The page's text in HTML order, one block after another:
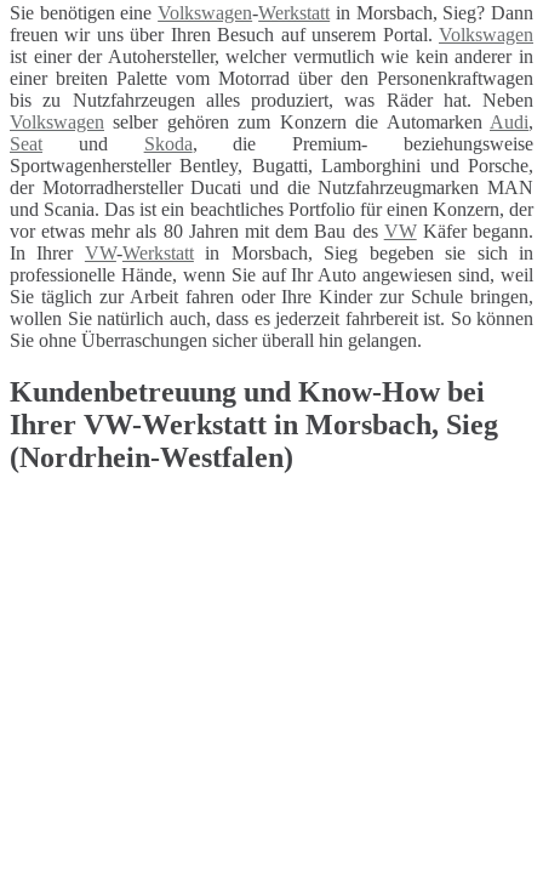
Sie benötigen eineVolkswagen-Werkstatt in Morsbach, Sieg? Dann
freuen wir uns über Ihren Besuch auf unserem Portal. Volkswagen
ist einer der Autohersteller, welcher vermutlich wie kein anderer in
einer breiten Palette vom Motorrad über den Personenkraftwagen
bis zu Nutzfahrzeugen alles produziert, was Räder hat. Neben
Volkswagen selber gehören zum Konzern die Automarken Audi,
Seat und Skoda, die Premium- beziehungsweise
Sportwagenhersteller Bentley, Bugatti, Lamborghini und Porsche,
der Motorradhersteller Ducati und die Nutzfahrzeugmarken MAN
und Scania. Das ist ein beachtliches Portfolio für einen Konzern, der
vor etwas mehr als 80 Jahren mit dem Bau des VWKäfer begann.
In Ihrer VW-Werkstattin Morsbach, Sieg begeben sie sich in
professionelle Hände, wenn Sie auf Ihr Auto angewiesen sind, weil
Sie täglich zur Arbeit fahren oder Ihre Kinder zur Schule bringen,
wollen Sie natürlich auch, dass es jederzeit fahrbereit ist. So können
Sie ohne Überraschungen sicher überall hin gelangen.
Kundenbetreuung und Know-How bei
Ihrer VW-Werkstatt in Morsbach, Sieg
(Nordrhein-Westfalen)